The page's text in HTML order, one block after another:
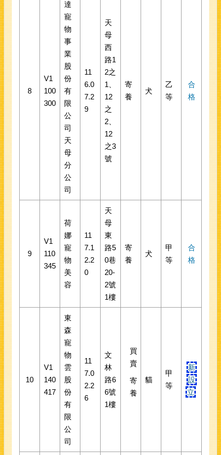
8
V1
100
300
達
寵
物
事
業
股
份
有
限
公
司
天
母
分
公
司
11
6.0
7.2
9
天
母
西
路1
2之
1、
12
之
2、
12
之3
號
寄
養
犬
乙
等
合
格
9
V1
110
345
荷
娜
寵
物
美
容
11
7.1
2.2
0
天
母
東
路5
0巷
20-
2號
1樓
寄
養
犬
甲
等
合
格
10
V1
140
417
東
森
寵
物
雲
股
份
有
限
公
司
11
7.0
2.2
6
文
林
路6
6號
1樓
買
賣
寄
養
貓
甲
等
新
設
立